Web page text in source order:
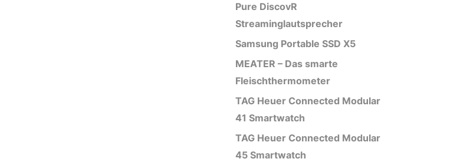
Pure DiscovR
Streaminglautsprecher
Samsung Portable SSD X5
MEATER – Das smarte
Fleischthermometer
TAG Heuer Connected Modular
41 Smartwatch
TAG Heuer Connected Modular
45 Smartwatch